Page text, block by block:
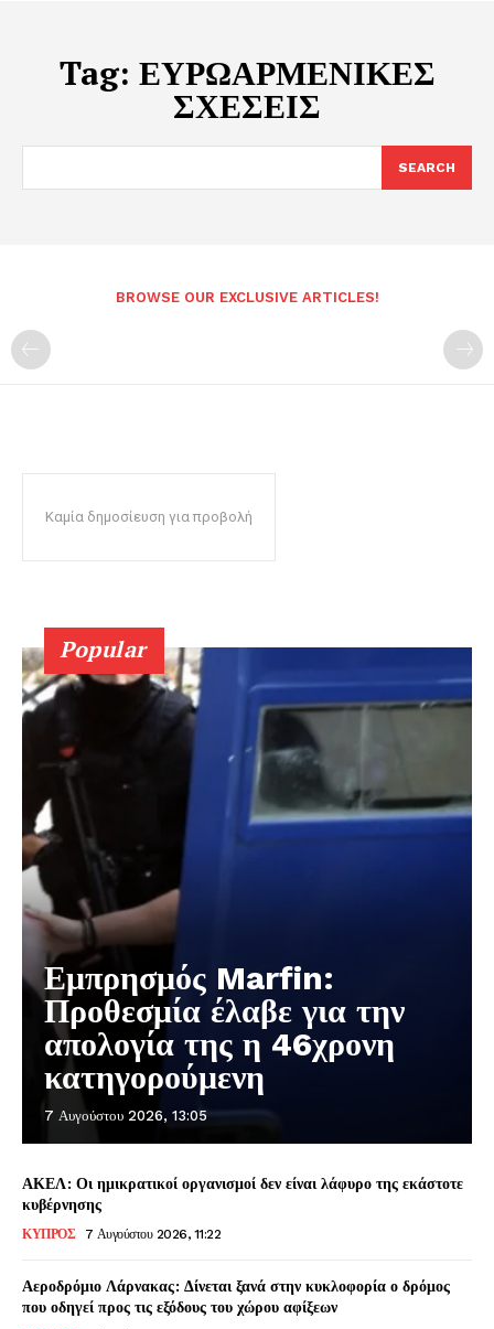
Tag: ΕΥΡΩΑΡΜΕΝΙΚΕΣ
ΣΧΕΣΕΙΣ
SEARCH
BROWSE OUR EXCLUSIVE ARTICLES!
Καμία δημοσίευση για προβολή
Popular
Εμπρησμός Marfin:
Προθεσμία έλαβε για την
απολογία της η 46χρονη
κατηγορούμενη
7 Αυγούστου 2026, 13:05
ΑΚΕΛ: Οι ημικρατικοί οργανισμοί δεν είναι λάφυρο της εκάστοτε
κυβέρνησης
ΚΥΠΡΟΣ 7 Αυγούστου 2026, 11:22
Αεροδρόμιο Λάρνακας: Δίνεται ξανά στην κυκλοφορία ο δρόμος
που οδηγεί προς τις εξόδους του χώρου αφίξεων